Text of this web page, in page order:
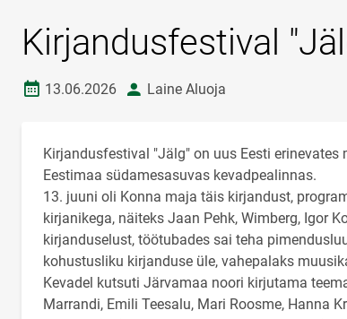
Kirjandusfestival
Loomise kuupäev
13.06.2026 autorLaine Aluoja
Kirjandusfestival "Jälg" on uus Eesti
Eestimaa südamesasuvas kevadpealinnas.
13. juuni oli Konna maja täis kirjandust,
kirjanikega, näiteks Jaan Pehk, Wimberg, Igor
kirjanduselust, töötubades sai teha
kohustusliku kirjanduse üle, vahepalaks
Kevadel kutsuti Järvamaa noori kirjutama
Marrandi, Emili Teesalu, Mari Roosme, Hanna